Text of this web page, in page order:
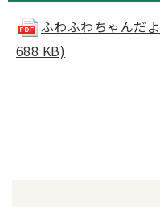
ふわふわちゃんだ
688 KB)